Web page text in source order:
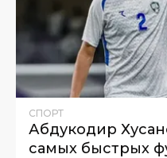
СПОРТ
Абдукодир
самых быстрых